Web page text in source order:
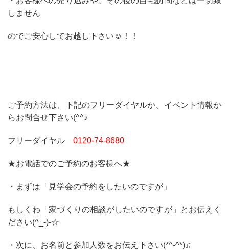
しません
のでご安心してお越し下さい☺！！
ご予約方法は、下記のフリーダイヤルか、イベント情報か
らお問合せ下さい(^^♪
フリーダイヤル 0120‐74‐8680
★お電話でのご予約のお客様へ★
・まずは「見学会の予約をしたいのですが」
もしくわ「家づくりの相談がしたいのですが」とお伝えく
ださい(^_-)-☆
・次に、お名前と参加人数をお伝え下さい(*^-^*)♫